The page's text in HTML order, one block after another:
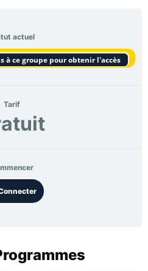
actuel
à ce groupe pour obtenir l'accès
Tarif